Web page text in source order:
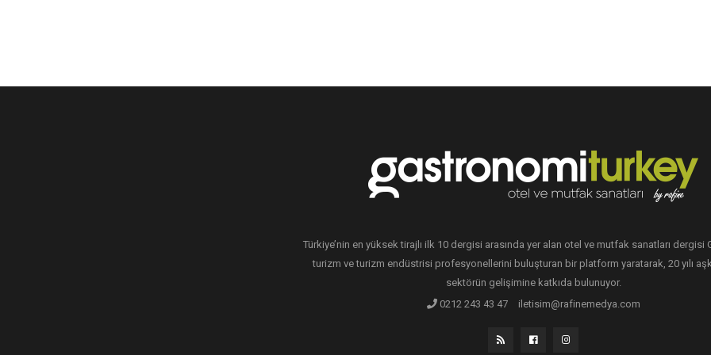
Türkiye’nin en yüksek tirajlı ilk 10 dergisi arasında yer alan otel ve mutfak sanatları dergisi
turizm ve turizm endüstrisi profesyonellerini buluşturan bir platform yaratarak, 20 yılı
sektörün gelişimine katkıda bulunuyor.
0212 243 43 47
iletisim@rafinemedya.com